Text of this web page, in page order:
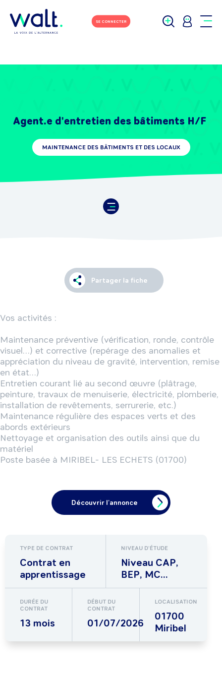
SE CONNECTER
Agent.e d'entretien des bâtiments H/F
MAINTENANCE DES BÂTIMENTS ET DES LOCAUX
Partager la fiche
Vos activités :
Maintenance préventive (vérification, ronde, contrôle
visuel…) et corrective (repérage des anomalies et
appréciation du niveau de gravité, intervention, remise
en état…)
Entretien courant lié au second œuvre (plâtrage,
peinture, travaux de menuiserie, électricité, plomberie,
installation de revêtements, serrurerie, etc.)
Maintenance régulière des espaces verts et des
abords extérieurs
Nettoyage et organisation des outils ainsi que du
matériel
Poste basée à MIRIBEL- LES ECHETS (01700)
Découvrir l'annonce
TYPE DE CONTRAT
Contrat en
apprentissage
NIVEAU D'ÉTUDE
Niveau CAP,
BEP, MC...
DURÉE DU
CONTRAT
13 mois
DÉBUT DU
CONTRAT
01/07/2026
LOCALISATION
01700
Miribel